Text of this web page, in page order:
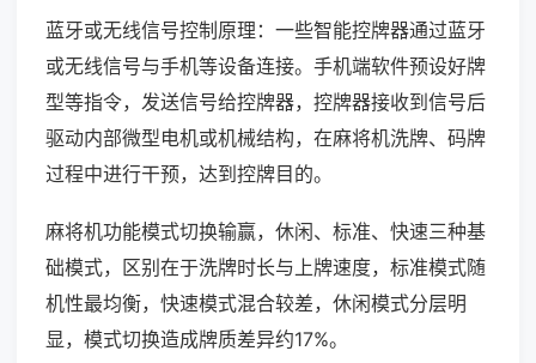
蓝牙或无线信号控制原理：一些智能控牌器通过蓝牙
或无线信号与手机等设备连接。手机端软件预设好牌
型等指令，发送信号给控牌器，控牌器接收到信号后
驱动内部微型电机或机械结构，在麻将机洗牌、码牌
过程中进行干预，达到控牌目的。
麻将机功能模式切换输赢，休闲、标准、快速三种基
础模式，区别在于洗牌时长与上牌速度，标准模式随
机性最均衡，快速模式混合较差，休闲模式分层明
显，模式切换造成牌质差异约17%。